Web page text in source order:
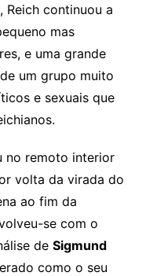
, Reich continuou a
mas
e uma grande
um grupo muito
e sexuais que
no remoto interior
volta da virada do
ao fim da
se com o
de Sigmund
como o seu